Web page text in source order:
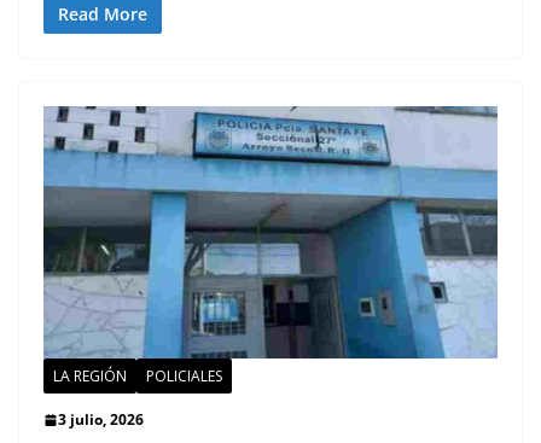
Read More
LA REGIÓN POLICIALES
3 julio, 2026